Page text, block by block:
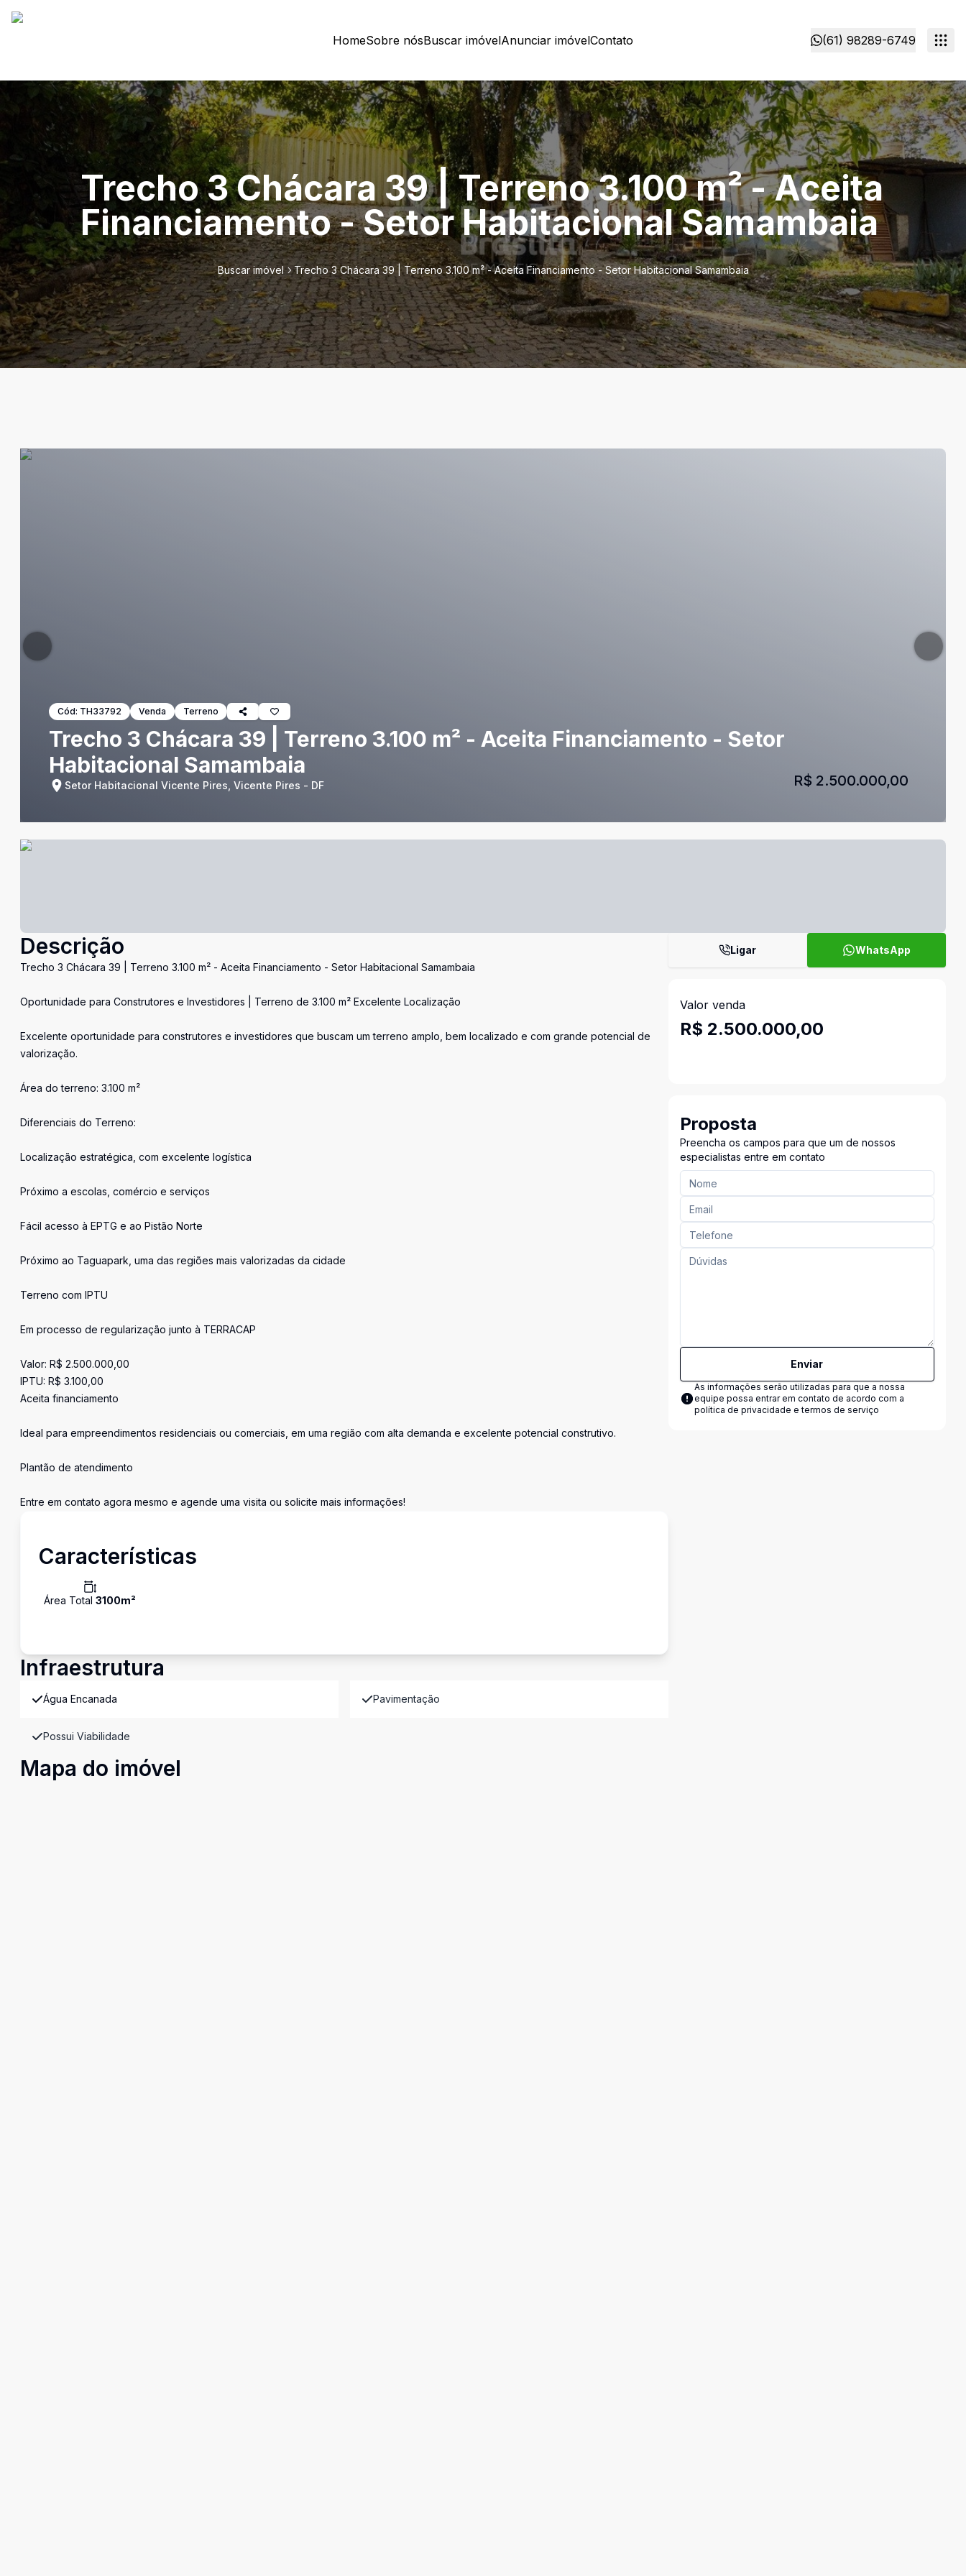
HomeSobre nósBuscar imóvelAnunciar imóvelContato (61) 98289-6749
Trecho 3 Chácara 39 | Terreno 3.100 m² - Aceita
Financiamento - Setor Habitacional Samambaia
Buscar imóvel Trecho 3 Chácara 39 | Terreno 3.100 m² - Aceita Financiamento - Setor Habitacional Samambaia
Cód: TH33792 Venda Terreno
Trecho 3 Chácara 39 | Terreno 3.100 m² - Aceita Financiamento - Setor
Habitacional Samambaia
Setor Habitacional Vicente Pires, Vicente Pires - DF R$ 2.500.000,00
Descrição
Trecho 3 Chácara 39 | Terreno 3.100 m² - Aceita Financiamento - Setor Habitacional Samambaia
Oportunidade para Construtores e Investidores | Terreno de 3.100 m² Excelente Localização
Excelente oportunidade para construtores e investidores que buscam um terreno amplo, bem localizado e com grande potencial de
valorização.
Área do terreno: 3.100 m²
Diferenciais do Terreno:
Localização estratégica, com excelente logística
Próximo a escolas, comércio e serviços
Fácil acesso à EPTG e ao Pistão Norte
Próximo ao Taguapark, uma das regiões mais valorizadas da cidade
Terreno com IPTU
Em processo de regularização junto à TERRACAP
Valor: R$ 2.500.000,00
IPTU: R$ 3.100,00
Aceita financiamento
Ideal para empreendimentos residenciais ou comerciais, em uma região com alta demanda e excelente potencial construtivo.
Plantão de atendimento
Entre em contato agora mesmo e agende uma visita ou solicite mais informações!
Características
Área Total 3100m²
Infraestrutura
Água Encanada Pavimentação
Possui Viabilidade
Mapa do imóvel
Ligar WhatsApp
Valor venda
R$ 2.500.000,00
Proposta
Preencha os campos para que um de nossos
especialistas entre em contato
Enviar
As informações serão utilizadas para que a nossa
equipe possa entrar em contato de acordo com a
política de privacidade e termos de serviço